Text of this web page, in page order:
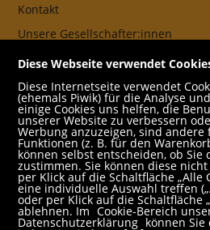
Kontakt
Unsere Gesellschafter:innen
AGB
Impressum
Datenschutz- und Cookieerklärung
Freund:innen
Service
Jobs
Newsletter abonnieren
Diese Webseite verwendet
Diese Internetseite verwendet
(ehemals Piwik) für die Analyse
einige Cookies uns helfen, die
unserer Website zu verbessern
Werbung anzuzeigen, sind
Funktionen (z. B. für den
können selbst entscheiden, ob Sie
zustimmen. Sie können diese
per Klick auf die Schaltfläche „Alle
eine individuelle Auswahl treffen
oder per Klick auf die Schaltfläche
ablehnen. Im Cookie-Bereich
Datenschutzerklärung können